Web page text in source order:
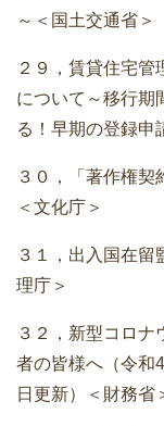
～＜国土交通省＞
２９，賃貸住宅
について～移行期
る！早期の登録申
３０，「著作権契
＜文化庁＞
３１，出入国在
理庁＞
３２，新型コロ
者の皆様へ（令和
日更新）＜財務省